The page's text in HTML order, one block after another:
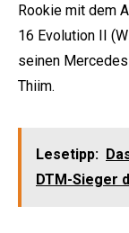
Rookie mit dem
16 Evolution II
seinen
Thiim.
Lesetipp:
DTM-Sieger